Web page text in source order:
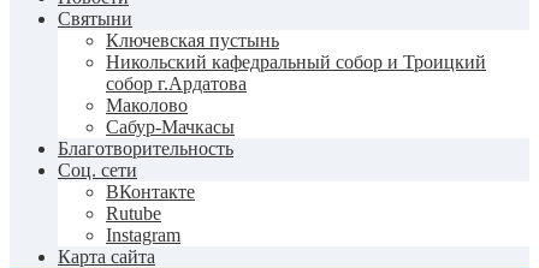
Святыни
Ключевская пустынь
Никольский кафедральный собор и Троицкий
собор г.Ардатова
Маколово
Сабур-Мачкасы
Благотворительность
Соц. сети
ВКонтакте
Rutube
Instagram
Карта сайта